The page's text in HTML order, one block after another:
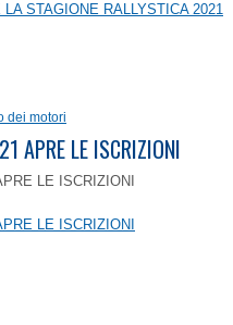
STAGIONE RALLYSTICA 2021
dei motori
APRE LE ISCRIZIONI
LE ISCRIZIONI
LE ISCRIZIONI